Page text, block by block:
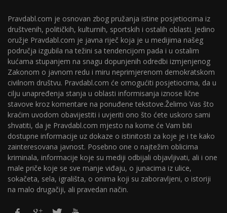
Pravdabl.com je osnovan zbog pružanja istine posjetiocima iz
društvenih, političkih, kulturnih, sportskih i ostalih oblasti. Jedino
oružje Pravdabl.com je javna riječ koja je u medijima našeg
područja izgubila na težini sa tendencijom pada i u ostalim
kućama stupanjem na snagu dopunjenih odredbi izmjenjenog
Zakonom o javnom redu i miru neprimjerenom demokratskom
civilnom društvu. Pravdabl.com će omogućiti posjetiocima, da u
cilju unapređenja stanja u oblasti informisanja iznose lične
stavove kroz komentare na ponuđene tekstove.Želimo Vas što
kraćim uvodom obavijestiti i uvjeriti ono što ćete uskoro sami
shvatiti, da je Pravdabl.com mjesto na kome će Vam biti
dostupne informacije uz dokaze o istinitosti za koje je i te kako
zainteresovana javnost. Posebno one o najtežim oblicima
kriminala, informacije koje su mediji odbijali objavljivati, ali i one
male priče koje se sve manje viđaju, o junacima iz ulice,
sokačeta, sela, igrališta, o onima koji su zaboravljeni, o istoriji
na malo drugačiji, ali pravedan način.